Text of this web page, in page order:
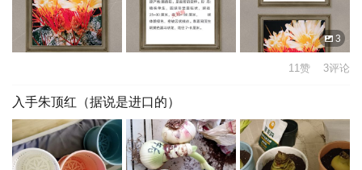
3
11赞 3评论
入手朱顶红（据说是进口的）